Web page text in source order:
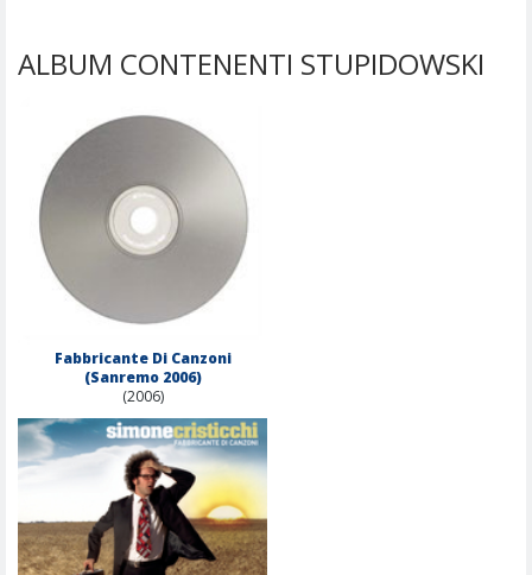
ALBUM CONTENENTI STUPIDOWSKI
Fabbricante Di Canzoni
(Sanremo 2006)
(2006)